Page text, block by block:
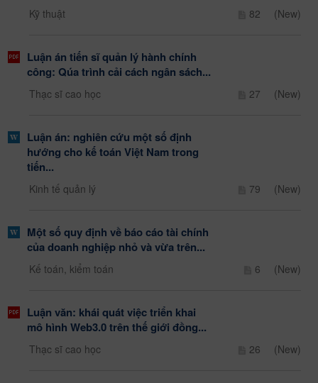
Kỹ thuật 82 (New)
Luận án tiến sĩ quản lý hành chính
công: Qúa trình cải cách ngân sách...
Thạc sĩ cao học 27 (New)
Luận án: nghiên cứu một số định
hướng cho kế toán Việt Nam trong
tiến...
Kinh tế quản lý 79 (New)
Một số quy định về báo cáo tài chính
của doanh nghiệp nhỏ và vừa trên...
Kế toán, kiểm toán 6 (New)
Luận văn: khái quát việc triển khai
mô hình Web3.0 trên thế giới đồng...
Thạc sĩ cao học 26 (New)